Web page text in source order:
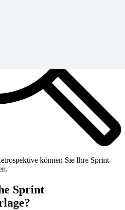
können Sie Ihre Sprint-
Sprint